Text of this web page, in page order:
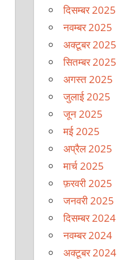
दिसम्बर 2025
नवम्बर 2025
अक्टूबर 2025
सितम्बर 2025
अगस्त 2025
जुलाई 2025
जून 2025
मई 2025
अप्रैल 2025
मार्च 2025
फ़रवरी 2025
जनवरी 2025
दिसम्बर 2024
नवम्बर 2024
अक्टूबर 2024